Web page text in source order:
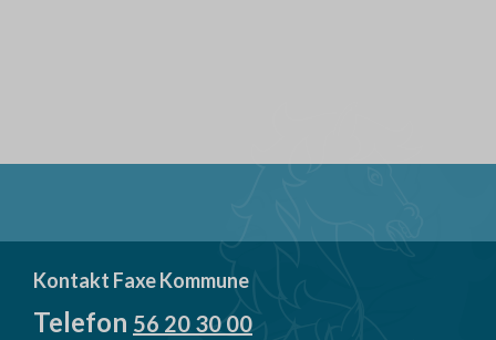
Kontakt Faxe Kommune
Telefon 56 20 30 00